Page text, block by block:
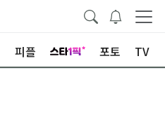
피플 포토 TV